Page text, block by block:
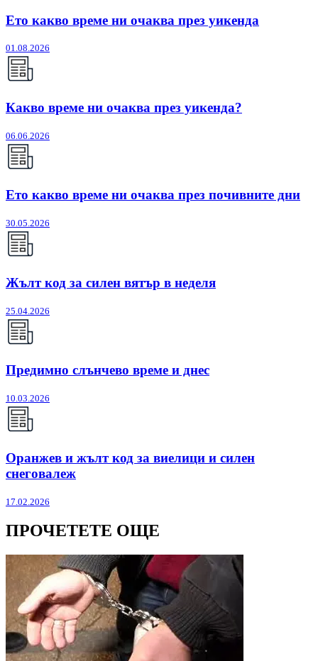
Ето какво време ни очаква през уикенда
01.08.2026
Какво време ни очаква през уикенда?
06.06.2026
Ето какво време ни очаква през почивните дни
30.05.2026
Жълт код за силен вятър в неделя
25.04.2026
Предимно слънчево време и днес
10.03.2026
Оранжев и жълт код за виелици и силен
снеговалеж
17.02.2026
ПРОЧЕТЕТЕ ОЩЕ